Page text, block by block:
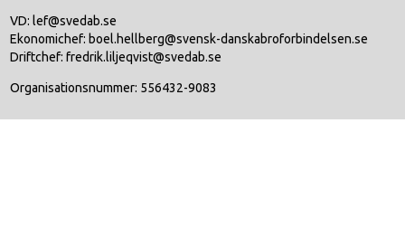
VD: lef@svedab.se
Ekonomichef: boel.hellberg@svensk-danskabroforbindelsen.se
Driftchef: fredrik.liljeqvist@svedab.se
Organisationsnummer: 556432-9083